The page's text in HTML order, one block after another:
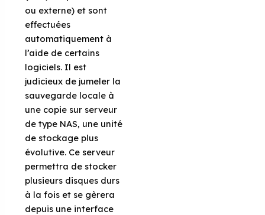
ou externe) et sont
effectuées
automatiquement à
l’aide de certains
logiciels. Il est
judicieux de jumeler la
sauvegarde locale à
une copie sur serveur
de type NAS, une unité
de stockage plus
évolutive. Ce serveur
permettra de stocker
plusieurs disques durs
à la fois et se gèrera
depuis une interface